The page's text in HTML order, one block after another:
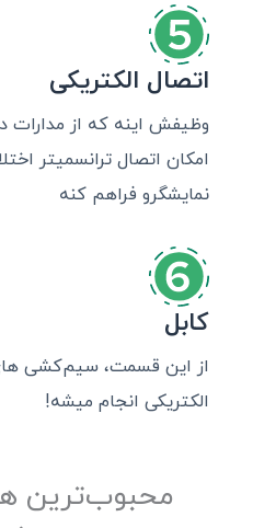
اتصال الکتریکی
وظیفش اینه که از
امکان اتصال ترانسمیتر
نمایشگرو فراهم کنه
کابل
از این قسمت، سیم‌کشی
الکتریکی انجام میشه!
محبوب‌ترین